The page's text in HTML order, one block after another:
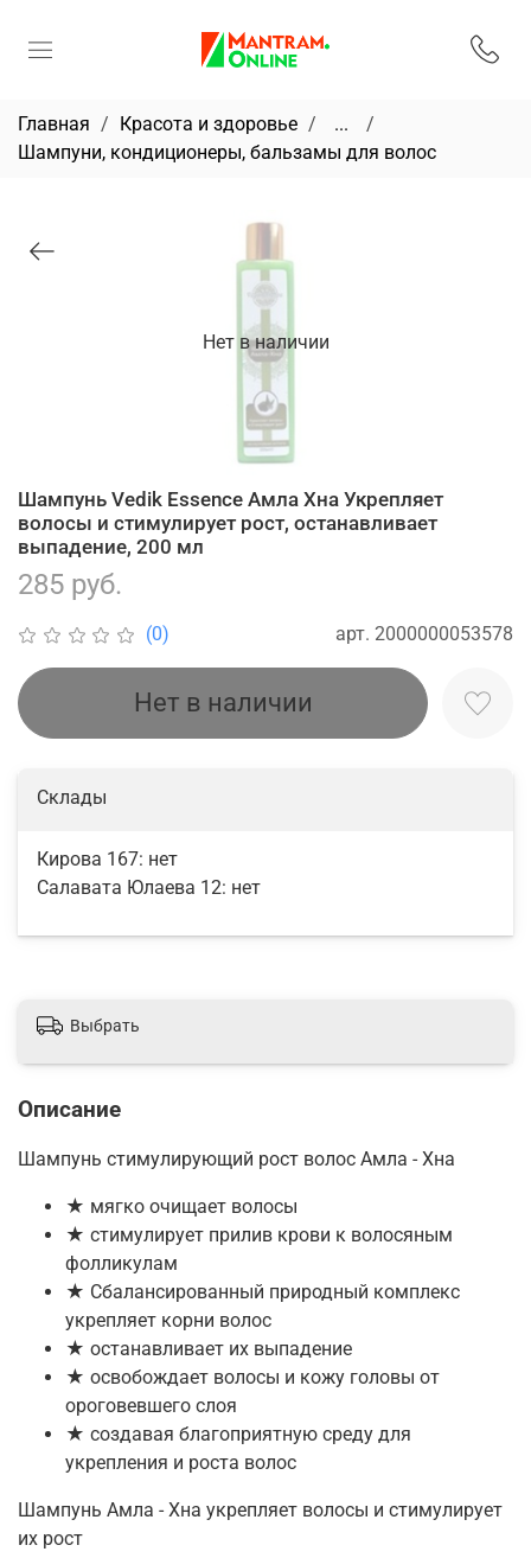
Главная Красота и здоровье
...
Шампуни, кондиционеры, бальзамы для волос
Нет в наличии
(0) арт. 2000000053578
Шампунь Vedik Essence Амла Хна Укрепляет
волосы и стимулирует рост, останавливает
выпадение, 200 мл
285 руб.
Нет в наличии
Склады
Кирова 167: нет
Салавата Юлаева 12: нет
Выбрать
Описание
Шампунь стимулирующий рост волос Амла - Хна
★ мягко очищает волосы
★ стимулирует прилив крови к волосяным
фолликулам
★ Сбалансированный природный комплекс
укрепляет корни волос
★ останавливает их выпадение
★ освобождает волосы и кожу головы от
ороговевшего слоя
★ создавая благоприятную среду для
укрепления и роста волос
Шампунь Амла - Хна укрепляет волосы и стимулирует
их рост